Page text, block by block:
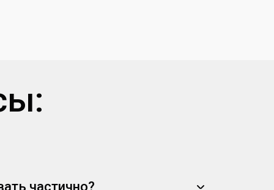
частично?